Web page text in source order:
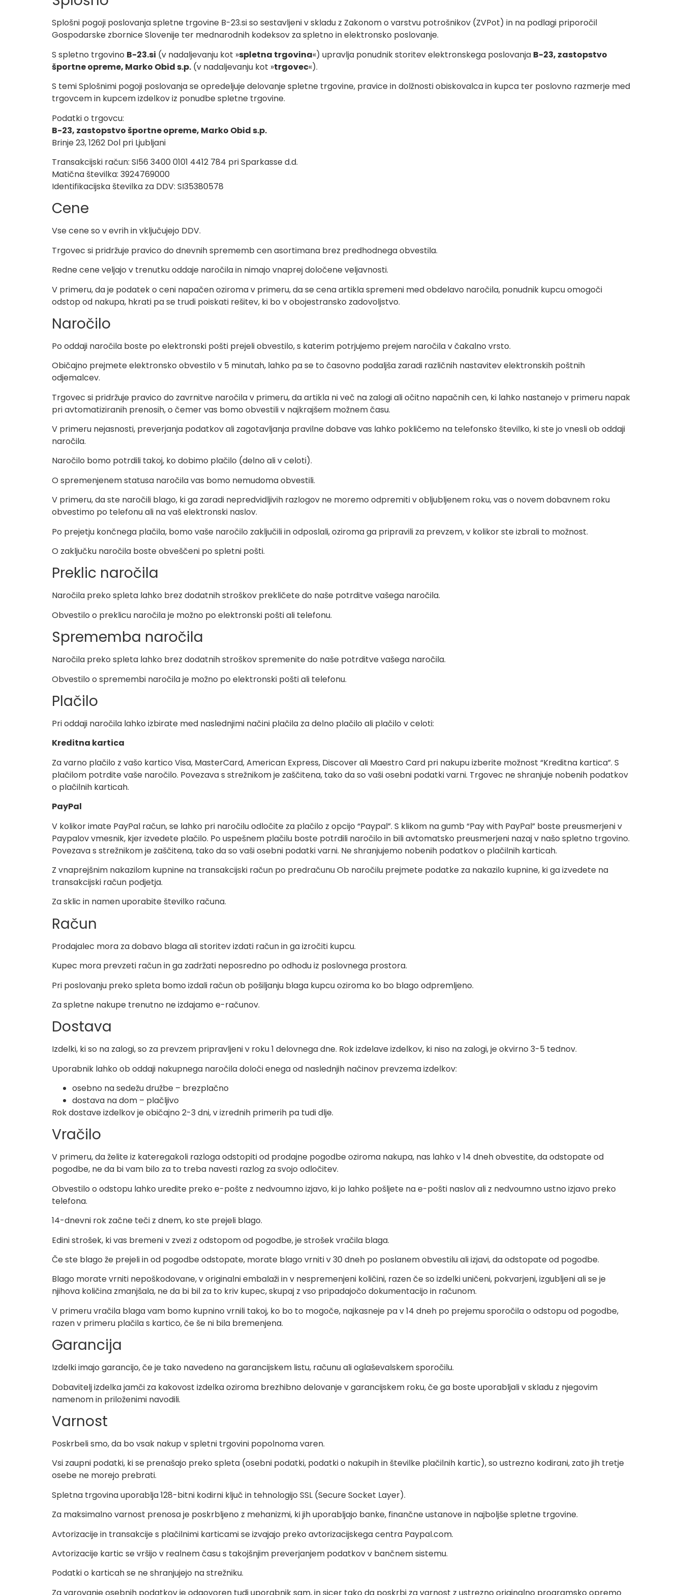
Splošni pogoji poslovanja spletne trgovine B-23.si so sestavljeni v skladu z Zakonom o varstvu potrošnikov (ZVPot) in na podlagi priporočil
Gospodarske zbornice Slovenije ter mednarodnih kodeksov za spletno in elektronsko poslovanje.
S spletno trgovino B-23.si (v nadaljevanju kot »spletna trgovina«) upravlja ponudnik storitev elektronskega poslovanja B-23, zastopstvo
športne opreme, Marko Obid s.p. (v nadaljevanju kot »trgovec«).
S temi Splošnimi pogoji poslovanja se opredeljuje delovanje spletne trgovine, pravice in dolžnosti obiskovalca in kupca ter poslovno razmerje med
trgovcem in kupcem izdelkov iz ponudbe spletne trgovine.
Podatki o trgovcu:
B-23, zastopstvo športne opreme, Marko Obid s.p.
Brinje 23, 1262 Dol pri Ljubljani
Transakcijski račun: SI56 3400 0101 4412 784 pri Sparkasse d.d.
Matična številka: 3924769000
Identifikacijska številka za DDV: SI35380578
Cene
Vse cene so v evrih in vključujejo DDV.
Trgovec si pridržuje pravico do dnevnih sprememb cen asortimana brez predhodnega obvestila.
Redne cene veljajo v trenutku oddaje naročila in nimajo vnaprej določene veljavnosti.
V primeru, da je podatek o ceni napačen oziroma v primeru, da se cena artikla spremeni med obdelavo naročila, ponudnik kupcu omogoči
odstop od nakupa, hkrati pa se trudi poiskati rešitev, ki bo v obojestransko zadovoljstvo.
Naročilo
Po oddaji naročila boste po elektronski pošti prejeli obvestilo, s katerim potrjujemo prejem naročila v čakalno vrsto.
Običajno prejmete elektronsko obvestilo v 5 minutah, lahko pa se to časovno podaljša zaradi različnih nastavitev elektronskih poštnih
odjemalcev.
Trgovec si pridržuje pravico do zavrnitve naročila v primeru, da artikla ni več na zalogi ali očitno napačnih cen, ki lahko nastanejo v primeru napak
pri avtomatiziranih prenosih, o čemer vas bomo obvestili v najkrajšem možnem času.
V primeru nejasnosti, preverjanja podatkov ali zagotavljanja pravilne dobave vas lahko pokličemo na telefonsko številko, ki ste jo vnesli ob oddaji
naročila.
Naročilo bomo potrdili takoj, ko dobimo plačilo (delno ali v celoti).
O spremenjenem statusa naročila vas bomo nemudoma obvestili.
V primeru, da ste naročili blago, ki ga zaradi nepredvidljivih razlogov ne moremo odpremiti v obljubljenem roku, vas o novem dobavnem roku
obvestimo po telefonu ali na vaš elektronski naslov.
Po prejetju končnega plačila, bomo vaše naročilo zaključili in odposlali, oziroma ga pripravili za prevzem, v kolikor ste izbrali to možnost.
O zaključku naročila boste obveščeni po spletni pošti.
Preklic naročila
Naročila preko spleta lahko brez dodatnih stroškov prekličete do naše potrditve vašega naročila.
Obvestilo o preklicu naročila je možno po elektronski pošti ali telefonu.
Sprememba naročila
Naročila preko spleta lahko brez dodatnih stroškov spremenite do naše potrditve vašega naročila.
Obvestilo o spremembi naročila je možno po elektronski pošti ali telefonu.
Plačilo
Pri oddaji naročila lahko izbirate med naslednjimi načini plačila za delno plačilo ali plačilo v celoti:
Kreditna kartica
Za varno plačilo z vašo kartico Visa, MasterCard, American Express, Discover ali Maestro Card pri nakupu izberite možnost “Kreditna kartica”. S
plačilom potrdite vaše naročilo. Povezava s strežnikom je zaščitena, tako da so vaši osebni podatki varni. Trgovec ne shranjuje nobenih podatkov
o plačilnih karticah.
PayPal
V kolikor imate PayPal račun, se lahko pri naročilu odločite za plačilo z opcijo “Paypal”. S klikom na gumb “Pay with PayPal” boste preusmerjeni v
Paypalov vmesnik, kjer izvedete plačilo. Po uspešnem plačilu boste potrdili naročilo in bili avtomatsko preusmerjeni nazaj v našo spletno trgovino.
Povezava s strežnikom je zaščitena, tako da so vaši osebni podatki varni. Ne shranjujemo nobenih podatkov o plačilnih karticah.
Z vnaprejšnim nakazilom kupnine na transakcijski račun po predračunu Ob naročilu prejmete podatke za nakazilo kupnine, ki ga izvedete na
transakcijski račun podjetja.
Za sklic in namen uporabite številko računa.
Račun
Prodajalec mora za dobavo blaga ali storitev izdati račun in ga izročiti kupcu.
Kupec mora prevzeti račun in ga zadržati neposredno po odhodu iz poslovnega prostora.
Pri poslovanju preko spleta bomo izdali račun ob pošiljanju blaga kupcu oziroma ko bo blago odpremljeno.
Za spletne nakupe trenutno ne izdajamo e-računov.
Dostava
Izdelki, ki so na zalogi, so za prevzem pripravljeni v roku 1 delovnega dne. Rok izdelave izdelkov, ki niso na zalogi, je okvirno 3-5 tednov.
Uporabnik lahko ob oddaji nakupnega naročila določi enega od naslednjih načinov prevzema izdelkov:
osebno na sedežu družbe – brezplačno
dostava na dom – plačljivo
Rok dostave izdelkov je običajno 2-3 dni, v izrednih primerih pa tudi dlje.
Vračilo
V primeru, da želite iz kateregakoli razloga odstopiti od prodajne pogodbe oziroma nakupa, nas lahko v 14 dneh obvestite, da odstopate od
pogodbe, ne da bi vam bilo za to treba navesti razlog za svojo odločitev.
Obvestilo o odstopu lahko uredite preko e-pošte z nedvoumno izjavo, ki jo lahko pošljete na e-pošti naslov ali z nedvoumno ustno izjavo preko
telefona.
14-dnevni rok začne teči z dnem, ko ste prejeli blago.
Edini strošek, ki vas bremeni v zvezi z odstopom od pogodbe, je strošek vračila blaga.
Če ste blago že prejeli in od pogodbe odstopate, morate blago vrniti v 30 dneh po poslanem obvestilu ali izjavi, da odstopate od pogodbe.
Blago morate vrniti nepoškodovane, v originalni embalaži in v nespremenjeni količini, razen če so izdelki uničeni, pokvarjeni, izgubljeni ali se je
njihova količina zmanjšala, ne da bi bil za to kriv kupec, skupaj z vso pripadajočo dokumentacijo in računom.
V primeru vračila blaga vam bomo kupnino vrnili takoj, ko bo to mogoče, najkasneje pa v 14 dneh po prejemu sporočila o odstopu od pogodbe,
razen v primeru plačila s kartico, če še ni bila bremenjena.
Garancija
Izdelki imajo garancijo, če je tako navedeno na garancijskem listu, računu ali oglaševalskem sporočilu.
Dobavitelj izdelka jamči za kakovost izdelka oziroma brezhibno delovanje v garancijskem roku, če ga boste uporabljali v skladu z njegovim
namenom in priloženimi navodili.
Varnost
Poskrbeli smo, da bo vsak nakup v spletni trgovini popolnoma varen.
Vsi zaupni podatki, ki se prenašajo preko spleta (osebni podatki, podatki o nakupih in številke plačilnih kartic), so ustrezno kodirani, zato jih tretje
osebe ne morejo prebrati.
Spletna trgovina uporablja 128-bitni kodirni ključ in tehnologijo SSL (Secure Socket Layer).
Za maksimalno varnost prenosa je poskrbljeno z mehanizmi, ki jih uporabljajo banke, finančne ustanove in najboljše spletne trgovine.
Avtorizacije in transakcije s plačilnimi karticami se izvajajo preko avtorizacijskega centra Paypal.com.
Avtorizacije kartic se vršijo v realnem času s takojšnjim preverjanjem podatkov v bančnem sistemu.
Podatki o karticah se ne shranjujejo na strežniku.
Za varovanje osebnih podatkov je odgovoren tudi uporabnik sam, in sicer tako da poskrbi za varnost z ustrezno originalno programsko opremo